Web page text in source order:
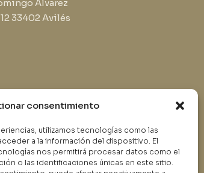
consentimiento
utilizamos tecnologías como las
a la información del dispositivo. El
nos permitirá procesar datos como el
o las identificaciones únicas en este sitio.
Álvarez
33402 Avilés